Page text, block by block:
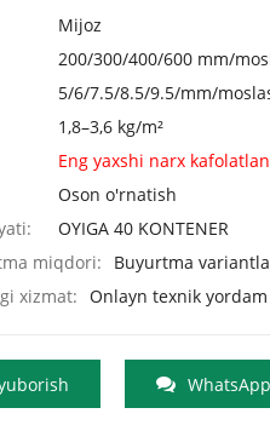
Mijoz
200/300/400/600 mm/
5/6/7.5/8.5/9.5/mm/
1,8–3,6 kg/m²
Eng yaxshi narx
Oson o'rnatish
OYIGA 40 KONTENER
miqdori:
Buyurtma
xizmat: Onlayn texnik yordam